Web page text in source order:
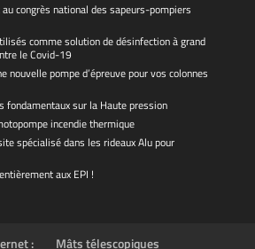
congrès national des sapeurs-pompiers
comme solution de désinfection à grand
le Covid-19
nouvelle pompe d’épreuve pour vos colonnes
fondamentaux sur la Haute pression
incendie thermique
spécialisé dans les rideaux Alu pour
aux EPI !
:
Mâts télescopiques